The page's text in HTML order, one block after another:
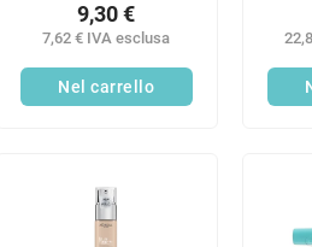
7,62 € IVA esclusa
9,30 €
Nel carrello